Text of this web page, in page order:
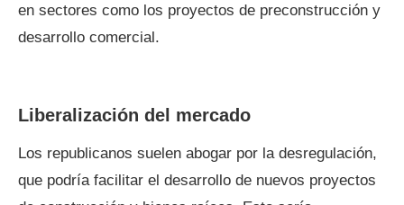
en sectores como los proyectos de preconstrucción y
desarrollo comercial.
Liberalización del mercado
Los republicanos suelen abogar por la desregulación,
que podría facilitar el desarrollo de nuevos proyectos